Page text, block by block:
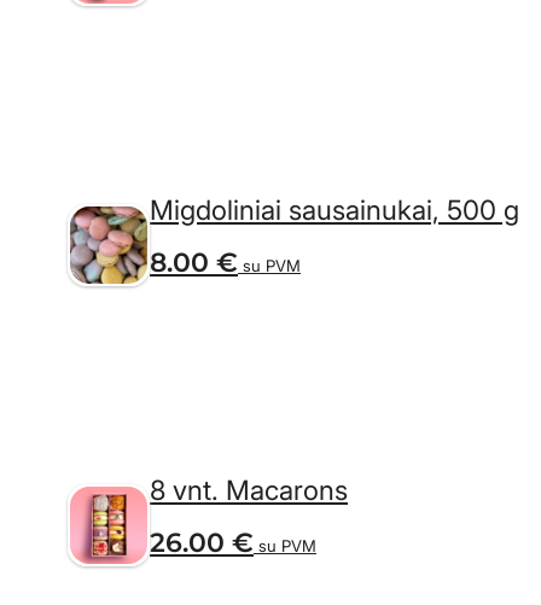
Migdoliniai sausainukai, 500 g
8.00 € su PVM
8 vnt. Macarons
26.00 € su PVM